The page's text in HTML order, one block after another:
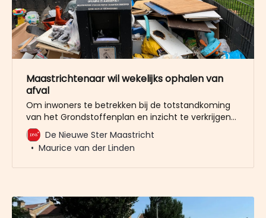
Maastrichtenaar wil wekelijks ophalen van
afval
Om inwoners te betrekken bij de totstandkoming
van het Grondstoffenplan en inzicht te verkrijgen
in wat inwoners belangrijk vinden met betrekking
tot afvalinzameling heeft de gemeente een
enquête gehouden. In twee weken tijd hebben
De Nieuwe Ster Maastricht
Maurice van der Linden